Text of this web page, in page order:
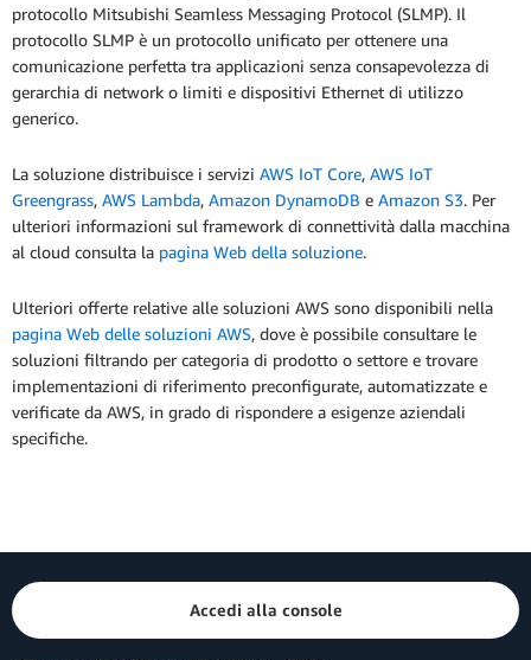
protocollo Mitsubishi Seamless Messaging Protocol (SLMP). Il
protocollo SLMP è un protocollo unificato per ottenere una
comunicazione perfetta tra applicazioni senza consapevolezza di
gerarchia di network o limiti e dispositivi Ethernet di utilizzo
generico.
La soluzione distribuisce i servizi AWS IoT Core, AWS IoT
Greengrass, AWS Lambda, Amazon DynamoDB e Amazon S3. Per
ulteriori informazioni sul framework di connettività dalla macchina
al cloud consulta la pagina Web della soluzione.
Ulteriori offerte relative alle soluzioni AWS sono disponibili nella
pagina Web delle soluzioni AWS, dove è possibile consultare le
soluzioni filtrando per categoria di prodotto o settore e trovare
implementazioni di riferimento preconfigurate, automatizzate e
verificate da AWS, in grado di rispondere a esigenze aziendali
specifiche.
Accedi alla console